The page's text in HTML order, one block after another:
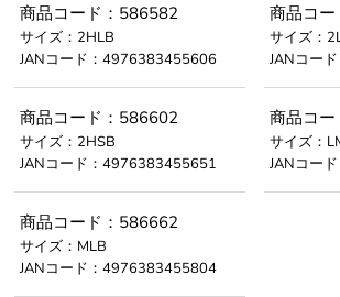
商品コード：586582
サイズ：2HLB
JANコード：4976383455606
商品コ
サイズ：
JANコー
商品コード：586602
サイズ：2HSB
JANコード：4976383455651
商品コ
サイズ：
JANコー
商品コード：586662
サイズ：MLB
JANコード：4976383455804